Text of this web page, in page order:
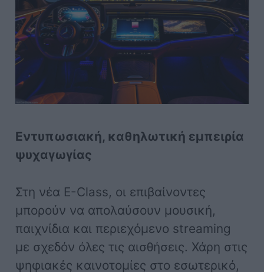
Εντυπωσιακή, καθηλωτική εμπειρία
ψυχαγωγίας
Στη νέα E-Class, οι επιβαίνοντες
μπορούν να απολαύσουν μουσική,
παιχνίδια και περιεχόμενο streaming
με σχεδόν όλες τις αισθήσεις. Χάρη στις
ψηφιακές καινοτομίες στο εσωτερικό,